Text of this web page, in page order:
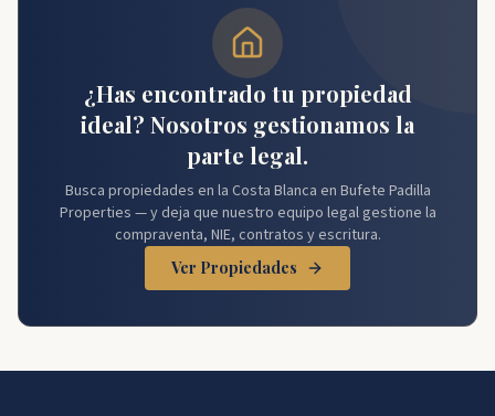
¿Has encontrado tu propiedad
ideal? Nosotros gestionamos la
parte legal.
Busca propiedades en la Costa Blanca en Bufete Padilla
Properties — y deja que nuestro equipo legal gestione la
compraventa, NIE, contratos y escritura.
Ver Propiedades